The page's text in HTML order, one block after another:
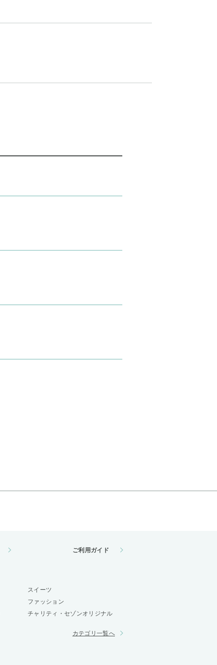
ご利用ガイド
スイーツ
ファッション
チャリティ・セゾンオリジナル
カテゴリ一覧へ